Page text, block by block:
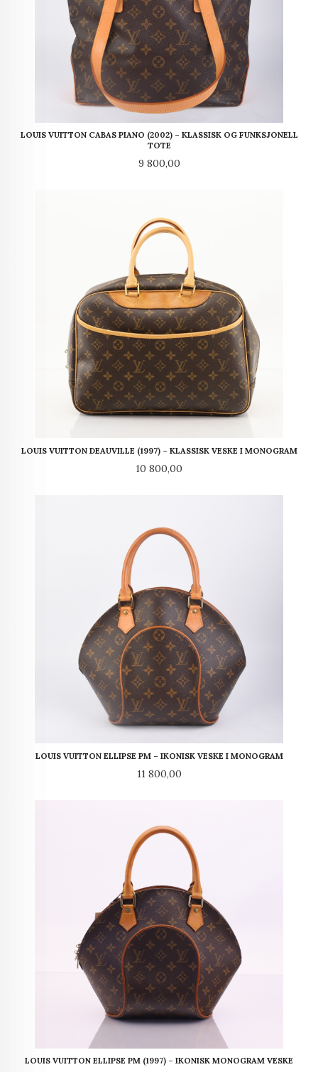
LOUIS VUITTON CABAS PIANO (2002) – KLASSISK OG FUNKSJONELL
TOTE
Pris
9 800,00
LOUIS VUITTON DEAUVILLE (1997) – KLASSISK VESKE I MONOGRAM
Pris
10 800,00
LOUIS VUITTON ELLIPSE PM – IKONISK VESKE I MONOGRAM
Pris
11 800,00
LOUIS VUITTON ELLIPSE PM (1997) – IKONISK MONOGRAM VESKE